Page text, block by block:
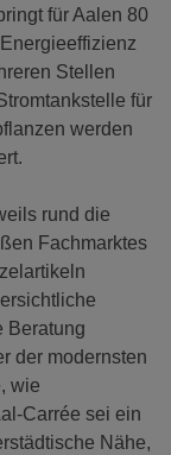
für Aalen 80
Stellen
für
werden
rund die
Fachmarktes
Beratung
der modernsten
wie
Carrée sei ein
Nähe,